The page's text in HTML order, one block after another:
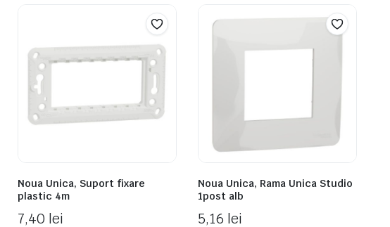
Noua Unica, Suport fixare
plastic 4m
7,40 lei
Noua Unica, Rama Unica Studio
1post alb
5,16 lei